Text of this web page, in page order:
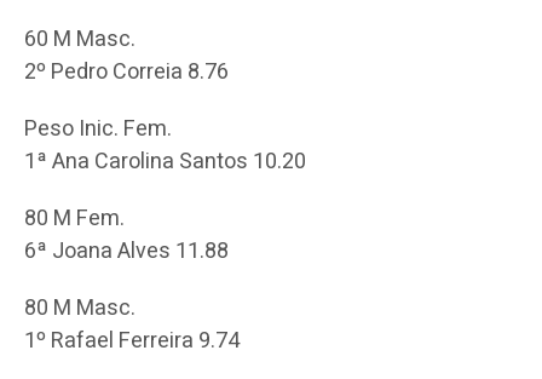
60 M Masc.
2º Pedro Correia 8.76
Peso Inic. Fem.
1ª Ana Carolina Santos 10.20
80 M Fem.
6ª Joana Alves 11.88
80 M Masc.
1º Rafael Ferreira 9.74